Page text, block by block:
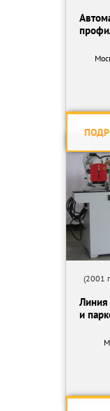
(2001
Линия
и